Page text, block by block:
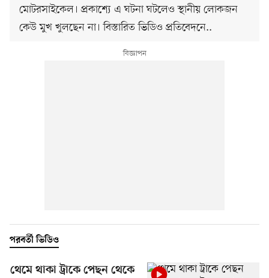
মোটরসাইকেল। প্রকাশ্যে এ ঘটনা ঘটলেও স্থানীয় লোকজন
কেউ মুখ খুলছেন না। বিস্তারিত ভিডিও প্রতিবেদনে..
পরবর্তী ভিডিও
থেমে থাকা ট্রাকে পেছন থেকে